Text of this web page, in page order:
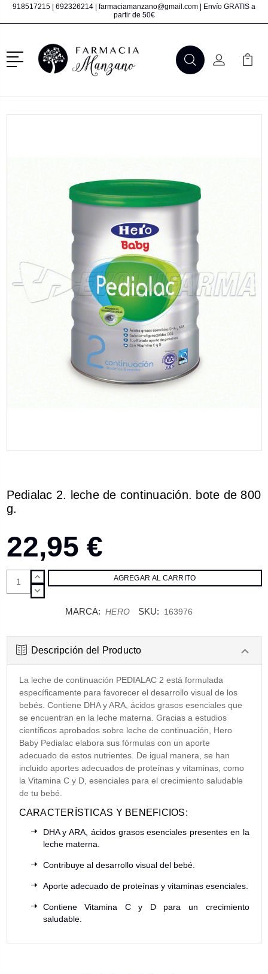
918517215 692326214 farmaciamanzano@gmail.com | Envío GRATIS a
partir de 50€
Menú
BuscarMi Cuenta
Mi
Pedialac 2. leche de continuación. bote de 800
g.
22,95 €
AUMENTAR
CANTIDAD:
DISMINUIR
MARCA: HERO SKU: 163976
Descripción del Producto
La leche de continuación PEDIALAC 2 está formulada
específicamente para favorecer el desarrollo visual de los
bebés. Contiene DHA y ARA, ácidos grasos esenciales que
se encuentran en la leche materna. Gracias a estudios
científicos aprobados sobre leche de continuación, Hero
Baby Pedialac elabora sus fórmulas con un aporte
adecuado de estos nutrientes. De igual manera, se han
incluido aportes adecuados de proteínas y vitaminas, como
la Vitamina C y D, esenciales para el crecimiento saludable
de tu bebé.
CARACTERÍSTICAS Y BENEFICIOS:
DHA y ARA, ácidos grasos esenciales presentes en la
leche materna.
Contribuye al desarrollo visual del bebé.
Aporte adecuado de proteínas y vitaminas esenciales.
Contiene Vitamina C y D para un crecimiento
saludable.